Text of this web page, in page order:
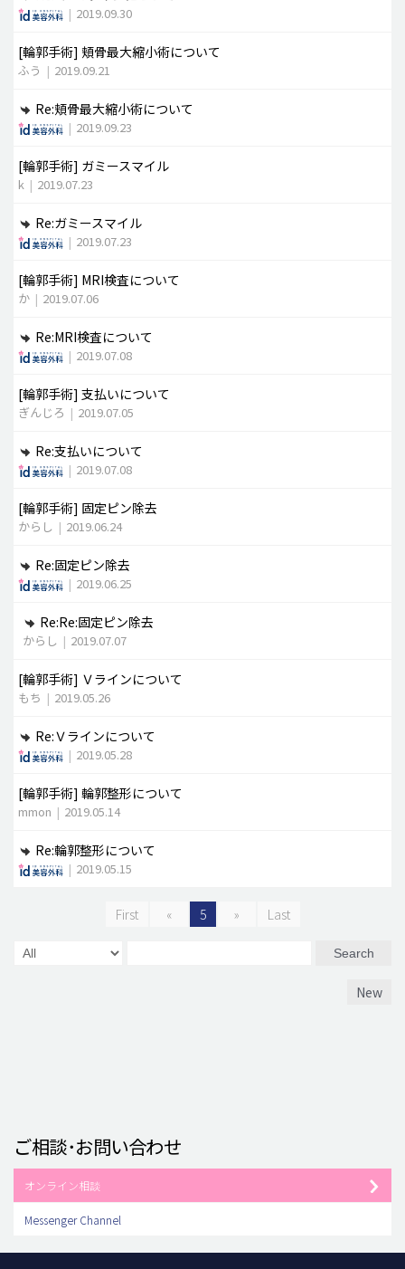
| 2019.09.30
[輪郭手術] 頬骨最大縮小術について
ふう | 2019.09.21
Re:頬骨最大縮小術について
| 2019.09.23
[輪郭手術] ガミースマイル
k | 2019.07.23
Re:ガミースマイル
| 2019.07.23
[輪郭手術] MRI検査について
か | 2019.07.06
Re:MRI検査について
| 2019.07.08
[輪郭手術] 支払いについて
ぎんじろ | 2019.07.05
Re:支払いについて
| 2019.07.08
[輪郭手術] 固定ピン除去
からし | 2019.06.24
Re:固定ピン除去
| 2019.06.25
Re:Re:固定ピン除去
からし | 2019.07.07
[輪郭手術] Ｖラインについて
もち | 2019.05.26
Re:Ｖラインについて
| 2019.05.28
[輪郭手術] 輪郭整形について
mmon | 2019.05.14
Re:輪郭整形について
| 2019.05.15
First « 5 » Last
Search
New
ご相談･お問い合わせ
オンライン相談
Messenger Channel